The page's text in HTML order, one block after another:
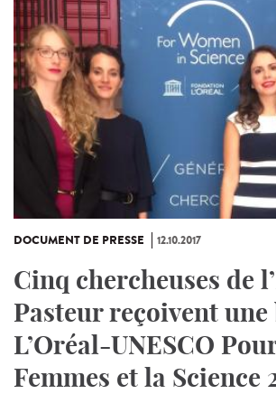
DOCUMENT DE PRESSE 12.10.2017
Cinq chercheuses de
Pasteur reçoivent une
L’Oréal-UNESCO
Femmes et la Science